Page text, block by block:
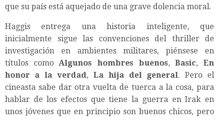
que su país está aquejado de una grave dolencia moral.
Haggis entrega una historia inteligente, que
inicialmente sigue las convenciones del thriller de
investigación en ambientes militares, piénsese en
títulos comoAlgunos hombres buenos,Basic,En
honor a la verdad, La hija del general. Pero el
cineasta sabe dar otra vuelta de tuerca a la cosa, para
hablar de los efectos que tiene la guerra en Irak en
unos jóvenes que en principio son buenos chicos, pero